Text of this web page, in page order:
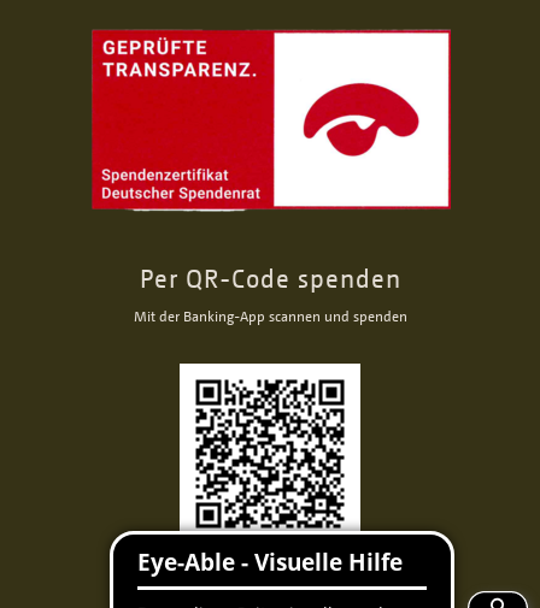
Per QR-Code spenden
Mit der Banking-App scannen und spenden
FacebookInstagramYoutube